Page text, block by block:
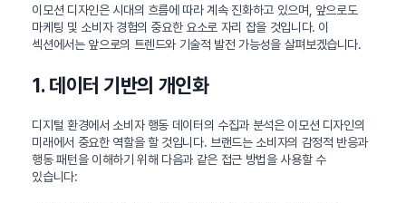
이모션 디자인은 시대의 흐름에 따라 계속 진화하고 있으며, 앞으로도
마케팅 및 소비자 경험의 중요한 요소로 자리 잡을 것입니다. 이
섹션에서는 앞으로의 트렌드와 기술적 발전 가능성을 살펴보겠습니다.
1. 데이터 기반의 개인화
디지털 환경에서 소비자 행동 데이터의 수집과 분석은 이모션 디자인의
미래에서 중요한 역할을 할 것입니다. 브랜드는 소비자의 감정적 반응과
행동 패턴을 이해하기 위해 다음과 같은 접근 방법을 사용할 수
있습니다: